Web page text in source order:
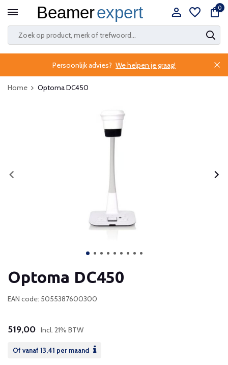
0
Persoonlijk advies? We helpen je graag!
Home Optoma DC450
Optoma DC450
EAN code: 5055387600300
519,00 Incl. 21% BTW
Of vanaf 13,41 per maand